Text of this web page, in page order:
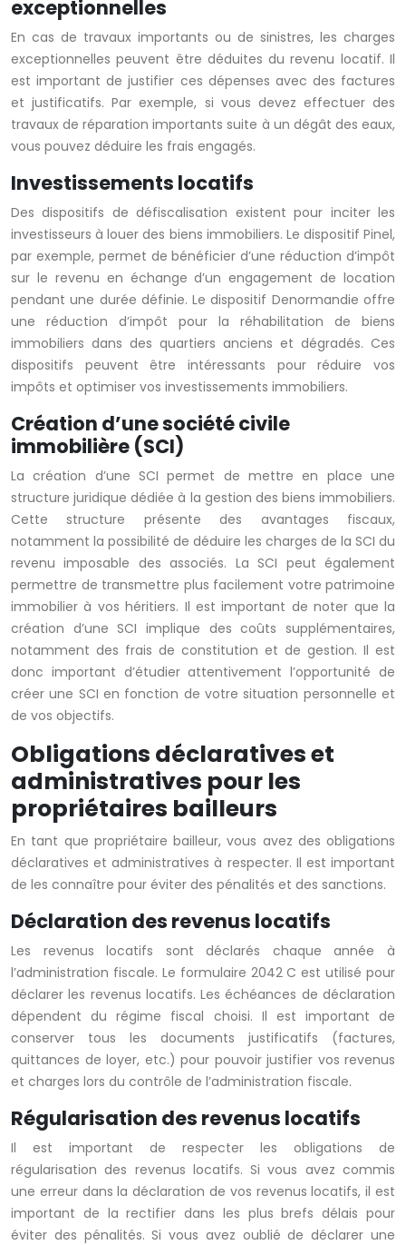
exceptionnelles
En cas de travaux importants ou de sinistres, les charges
exceptionnelles peuvent être déduites du revenu locatif. Il
est important de justifier ces dépenses avec des factures
et justificatifs. Par exemple, si vous devez effectuer des
travaux de réparation importants suite à un dégât des eaux,
vous pouvez déduire les frais engagés.
Investissements locatifs
Des dispositifs de défiscalisation existent pour inciter les
investisseurs à louer des biens immobiliers. Le dispositif Pinel,
par exemple, permet de bénéficier d’une réduction d’impôt
sur le revenu en échange d’un engagement de location
pendant une durée définie. Le dispositif Denormandie offre
une réduction d’impôt pour la réhabilitation de biens
immobiliers dans des quartiers anciens et dégradés. Ces
dispositifs peuvent être intéressants pour réduire vos
impôts et optimiser vos investissements immobiliers.
Création d’une société civile
immobilière (SCI)
La création d’une SCI permet de mettre en place une
structure juridique dédiée à la gestion des biens immobiliers.
Cette structure présente des avantages fiscaux,
notamment la possibilité de déduire les charges de la SCI du
revenu imposable des associés. La SCI peut également
permettre de transmettre plus facilement votre patrimoine
immobilier à vos héritiers. Il est important de noter que la
création d’une SCI implique des coûts supplémentaires,
notamment des frais de constitution et de gestion. Il est
donc important d’étudier attentivement l’opportunité de
créer une SCI en fonction de votre situation personnelle et
de vos objectifs.
Obligations déclaratives et
administratives pour les
propriétaires bailleurs
En tant que propriétaire bailleur, vous avez des obligations
déclaratives et administratives à respecter. Il est important
de les connaître pour éviter des pénalités et des sanctions.
Déclaration des revenus locatifs
Les revenus locatifs sont déclarés chaque année à
l’administration fiscale. Le formulaire 2042 C est utilisé pour
déclarer les revenus locatifs. Les échéances de déclaration
dépendent du régime fiscal choisi. Il est important de
conserver tous les documents justificatifs (factures,
quittances de loyer, etc.) pour pouvoir justifier vos revenus
et charges lors du contrôle de l’administration fiscale.
Régularisation des revenus locatifs
Il est important de respecter les obligations de
régularisation des revenus locatifs. Si vous avez commis
une erreur dans la déclaration de vos revenus locatifs, il est
important de la rectifier dans les plus brefs délais pour
éviter des pénalités. Si vous avez oublié de déclarer une